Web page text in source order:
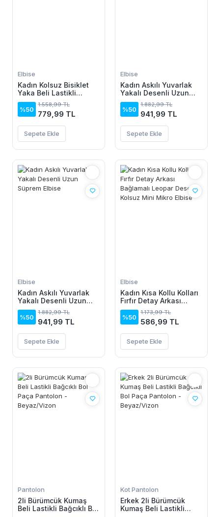
Elbise
Kadın Kolsuz Bisiklet
Yaka Beli Lastikli
Desenli Süprem Elbise
%50
1.558,99 TL
779,99 TL
Sepete Ekle
Elbise
Kadın Askılı Yuvarlak
Yakalı Desenli Uzun
Süprem Elbise
%50
1.882,99 TL
941,99 TL
Sepete Ekle
Elbise
Kadın Askılı Yuvarlak
Yakalı Desenli Uzun
Süprem Elbise
%50
1.882,99 TL
941,99 TL
Sepete Ekle
Elbise
Kadın Kısa Kollu Kolları
Fırfır Detay Arkası
Bağlamalı Leopar
Desen Kolsuz Mini
Mikro Elbise
%50
1.173,99 TL
586,99 TL
Sepete Ekle
Pantolon
2li Bürümcük Kumaş
Beli Lastikli Bağcıklı Bol
Kot Pantolon
Erkek 2li Bürümcük
Kumaş Beli Lastikli